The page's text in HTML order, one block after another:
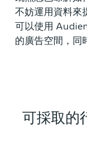
不妨運用資料來
可以使用
的廣告空間，同
可採取的